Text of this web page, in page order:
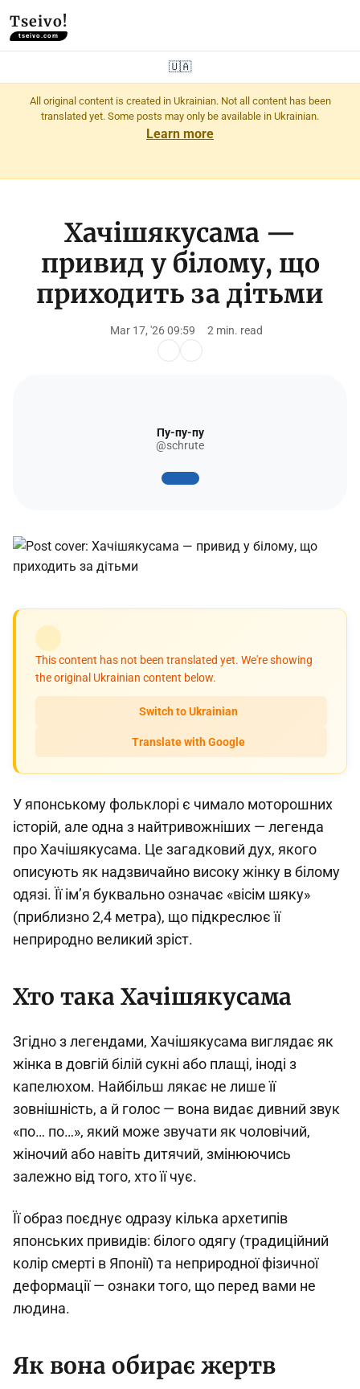
Tseivo!
tseivo.com
🇺🇦
All original content is created in Ukrainian. Not all content has been
translated yet. Some posts may only be available in Ukrainian.
Learn more
Хачішякусама —
привид у білому, що
приходить за дітьми
Mar 17, '26 09:59 2 min. read
Пу-пу-пу
@schrute
This content has not been translated yet. We're showing
the original Ukrainian content below.
Switch to Ukrainian
Translate with Google
У японському фольклорі є чимало моторошних
історій, але одна з найтривожніших — легенда
про Хачішякусама. Це загадковий дух, якого
описують як надзвичайно високу жінку в білому
одязі. Її ім’я буквально означає «вісім шяку»
(приблизно 2,4 метра), що підкреслює її
неприродно великий зріст.
Хто така Хачішякусама
Згідно з легендами, Хачішякусама виглядає як
жінка в довгій білій сукні або плащі, іноді з
капелюхом. Найбільш лякає не лише її
зовнішність, а й голос — вона видає дивний звук
«по… по…», який може звучати як чоловічий,
жіночий або навіть дитячий, змінюючись
залежно від того, хто її чує.
Її образ поєднує одразу кілька архетипів
японських привидів: білого одягу (традиційний
колір смерті в Японії) та неприродної фізичної
деформації — ознаки того, що перед вами не
людина.
Як вона обирає жертв